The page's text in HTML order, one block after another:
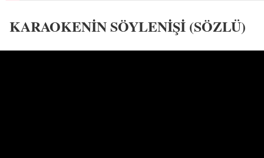
KARAOKENİN SÖYLENİŞİ (SÖZLÜ)